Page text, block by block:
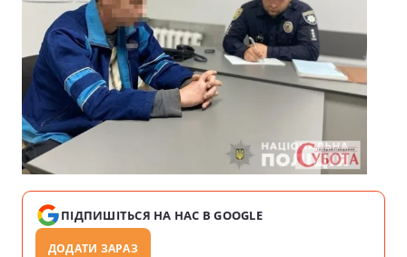
ПІДПИШІТЬСЯ НА НАС В GOOGLE
ДОДАТИ ЗАРАЗ